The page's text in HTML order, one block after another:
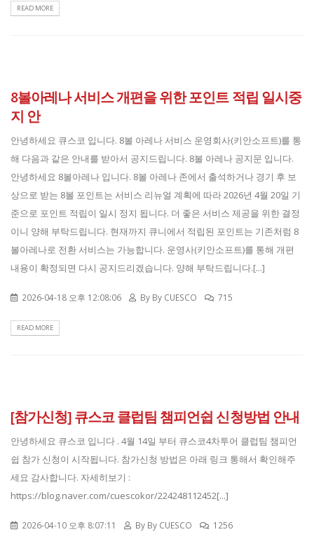
READ MORE
8볼아레나 서비스 개편을 위한 포인트 적립 일시중
지 안
안녕하세요 큐스코 입니다. 8볼 아레나 서비스 운영회사(키안소프트)를 통
해 다음과 같은 안내를 받아서 공지드립니다. 8볼 아레나 공지문 입니다.
안녕하세요 8볼아레나 입니다. 8볼 아레나 존에서 출석하거나 경기 후 보
상으로 받는 8볼 포인트는 서비스 리뉴얼 계획에 따라 2026년 4월 20일 기
준으로 포인트 적립이 일시 정지 됩니다. 더 좋은 서비스 제공을 위한 결정
이니 양해 부탁드립니다. 현재까지 큐니에서 적립된 포인트는 기존처럼 8
볼아레나로 전환 서비스는 가능합니다. 운영사(키안소프트)를 통해 개편
내용이 확정되면 다시 공지드리겠습니다. 양해 부탁드립니다.[...]
2026-04-18 오후 12:08:06 By By CUESCO 715
READ MORE
[참가신청] 큐스코 클럽팀 챔피언쉽 신청방법 안내
안녕하세요 큐스코 입니다 . 4월 14일 부터 큐스코4차투어 클럽팀 챔피언
쉽 참가 신청이 시작됩니다. 참가신청 방법은 아래 링크 통해서 확인해주
세요 감사합니다. 자세히보기 :
https://blog.naver.com/cuescokor/224248112452[...]
2026-04-10 오후 8:07:11 By By CUESCO 1256